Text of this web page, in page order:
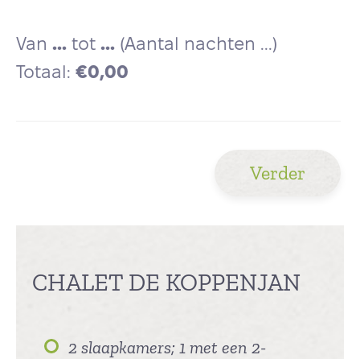
Van ... tot ... (Aantal nachten ...)
Totaal: €0,00
Verder
CHALET DE KOPPENJAN
2 slaapkamers; 1 met een 2-